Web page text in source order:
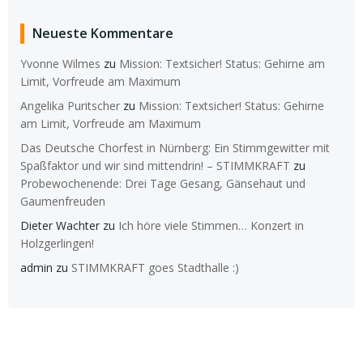
Neueste Kommentare
Yvonne Wilmes zu Mission: Textsicher! Status: Gehirne am
Limit, Vorfreude am Maximum
Angelika Puritscher zu Mission: Textsicher! Status: Gehirne
am Limit, Vorfreude am Maximum
Das Deutsche Chorfest in Nürnberg: Ein Stimmgewitter mit
Spaßfaktor und wir sind mittendrin! – STIMMKRAFT zu
Probewochenende: Drei Tage Gesang, Gänsehaut und
Gaumenfreuden
Dieter Wachter zu Ich höre viele Stimmen… Konzert in
Holzgerlingen!
admin zu STIMMKRAFT goes Stadthalle :)